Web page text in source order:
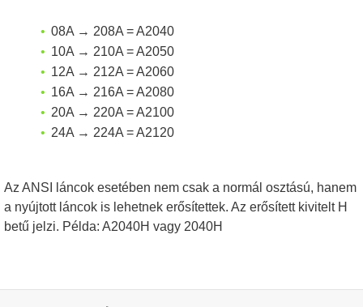
08A → 208A = A2040
10A → 210A = A2050
12A → 212A = A2060
16A → 216A = A2080
20A → 220A = A2100
24A → 224A = A2120
Az ANSI láncok esetében nem csak a normál osztású, hanem
a nyújtott láncok is lehetnek erősítettek. Az erősített kivitelt H
betű jelzi. Példa: A2040H vagy 2040H